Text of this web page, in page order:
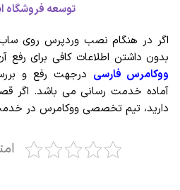
توسعه فروشگاه
اگر در هنگام نصب وردپرس روی
بدون داشتن اطلاعات کافی برای رفع
ووکامرس فارسی درجهت رفع و
آماده خدمت رسانی می باشد. اگر
دارید، تیم تخصصی ووکامرس در